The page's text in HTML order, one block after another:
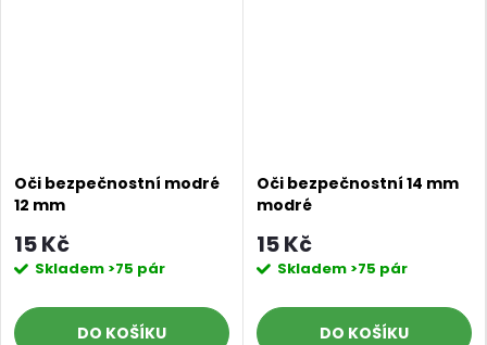
Oči bezpečnostní modré
12 mm
15 Kč
Skladem >75 pár
DO KOŠÍKU
Oči bezpečnostní 14 mm
modré
15 Kč
Skladem >75 pár
DO KOŠÍKU